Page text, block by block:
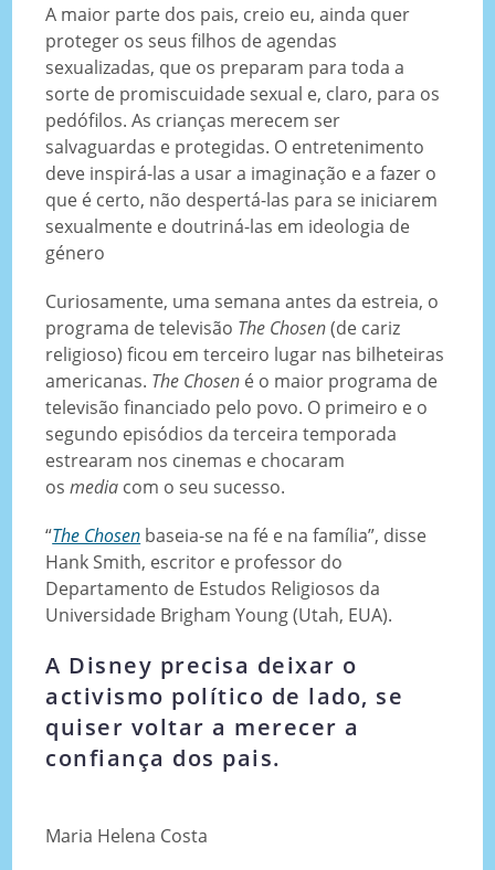
A maior parte dos pais, creio eu, ainda quer
proteger os seus filhos de agendas
sexualizadas, que os preparam para toda a
sorte de promiscuidade sexual e, claro, para os
pedófilos. As crianças merecem ser
salvaguardas e protegidas. O entretenimento
deve inspirá-las a usar a imaginação e a fazer o
que é certo, não despertá-las para se iniciarem
sexualmente e doutriná-las em ideologia de
género
Curiosamente, uma semana antes da estreia, o
programa de televisão The Chosen(de cariz
religioso) ficou em terceiro lugar nas bilheteiras
americanas. The Chosen é o maior programa de
televisão financiado pelo povo. O primeiro e o
segundo episódios da terceira temporada
estrearam nos cinemas e chocaram
osmedia com o seu sucesso.
“The Chosen baseia-se na fé e na família”, disse
Hank Smith, escritor e professor do
Departamento de Estudos Religiosos da
Universidade Brigham Young (Utah, EUA).
A Disney precisa deixar o
activismo político de lado, se
quiser voltar a merecer a
confiança dos pais.
Maria Helena Costa